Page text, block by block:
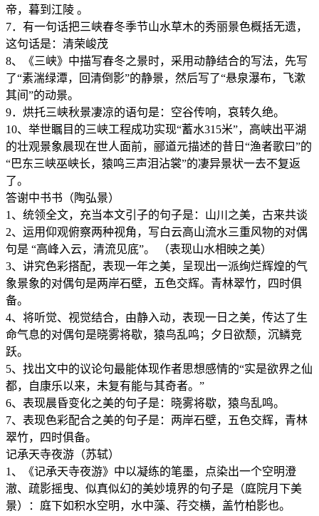
帝，暮到江陵 。
7．有一句话把三峡春冬季节山水草木的秀丽景色概括无遗，
这句话是：清荣峻茂
8、《三峡》中描写春冬之景时，采用动静结合的写法，先写
了“素湍绿潭，回清倒影”的静景，然后写了“悬泉瀑布，飞漱
其间”的动景。
9．烘托三峡秋景凄凉的语句是：空谷传响，哀转久绝。
10、举世瞩目的三峡工程成功实现“蓄水315米”，高峡出平湖
的壮观景象晨现在世人面前，郦道元描述的昔日“渔者歌曰”的
“巴东三峡巫峡长，猿鸣三声泪沾裳”的凄异景状一去不复返
了。
答谢中书书（陶弘景）
1、统领全文，充当本文引子的句子是：山川之美，古来共谈
2、运用仰观俯察两种视角，写白云高山流水三重风物的对偶
句是 “高峰入云，清流见底”。 （表现山水相映之美）
3、讲究色彩搭配，表现一年之美，呈现出一派绚烂辉煌的气
象景象的对偶句是两岸石壁，五色交辉。青林翠竹，四时俱
备。
4、将听觉、视觉结合，由静入动，表现一日之美，传达了生
命气息的对偶句是晓雾将歇，猿鸟乱鸣；夕日欲颓，沉鳞竞
跃。
5、找出文中的议论句最能体现作者思想感情的“实是欲界之仙
都，自康乐以来，未复有能与其奇者。”
6、表现晨昏变化之美的句子是：晓雾将歇，猿鸟乱鸣。
7、表现色彩配合之美的句子是：两岸石壁，五色交辉，青林
翠竹，四时俱备。
记承天寺夜游（苏轼）
1、《记承天寺夜游》中以凝练的笔墨，点染出一个空明澄
澈、疏影摇曳、似真似幻的美妙境界的句子是（庭院月下美
景）：庭下如积水空明，水中藻、荇交横，盖竹柏影也。